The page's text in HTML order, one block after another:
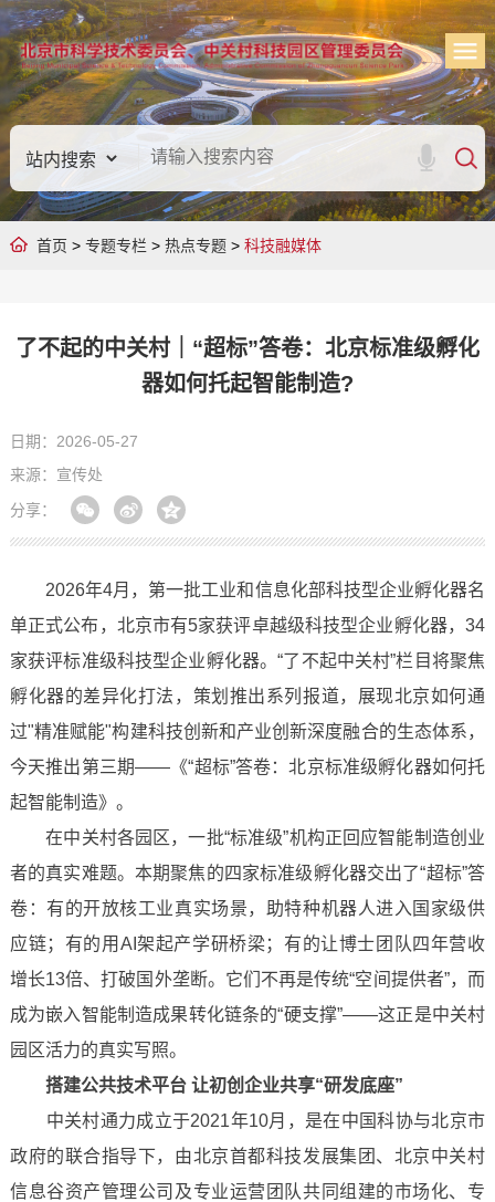
首页 > 专题专栏 > 热点专题> 科技融媒体
了不起的中关村｜“超标”答卷：北京标准级孵化
器如何托起智能制造?
日期：2026-05-27
来源：宣传处
分享：
2026年4月，第一批工业和信息化部科技型企业孵化器名
单正式公布，北京市有5家获评卓越级科技型企业孵化器，34
家获评标准级科技型企业孵化器。“了不起中关村”栏目将聚焦
孵化器的差异化打法，策划推出系列报道，展现北京如何通
过"精准赋能"构建科技创新和产业创新深度融合的生态体系，
今天推出第三期——《“超标”答卷：北京标准级孵化器如何托
起智能制造》。
在中关村各园区，一批“标准级”机构正回应智能制造创业
者的真实难题。本期聚焦的四家标准级孵化器交出了“超标”答
卷：有的开放核工业真实场景，助特种机器人进入国家级供
应链；有的用AI架起产学研桥梁；有的让博士团队四年营收
增长13倍、打破国外垄断。它们不再是传统“空间提供者”，而
成为嵌入智能制造成果转化链条的“硬支撑”——这正是中关村
园区活力的真实写照。
搭建公共技术平台 让初创企业共享“研发底座”
中关村通力成立于2021年10月，是在中国科协与北京市
政府的联合指导下，由北京首都科技发展集团、北京中关村
信息谷资产管理公司及专业运营团队共同组建的市场化、专